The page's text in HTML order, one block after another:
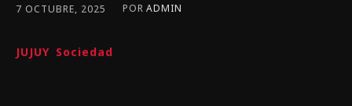
7 OCTUBRE, 2025 POR ADMIN
JUJUY Sociedad